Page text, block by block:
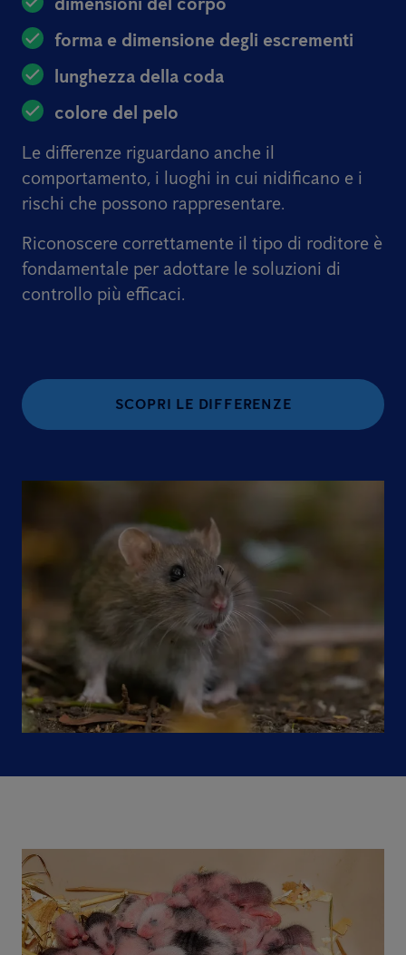
forma e dimensione degli escrementi
lunghezza della coda
colore del pelo
Le differenze riguardano anche il
comportamento, i luoghi in cui nidificano e i
rischi che possono rappresentare.
Riconoscere correttamente il tipo di roditore è
fondamentale per adottare le soluzioni di
controllo più efficaci.
SCOPRI LE DIFFERENZE